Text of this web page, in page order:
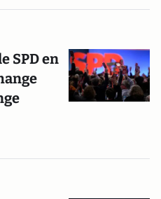
SPD en